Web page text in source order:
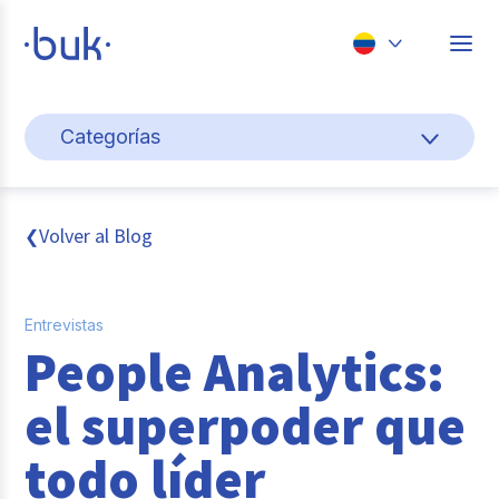
Perú
Categorías
Cultura y bienestar laboral
Gestión de personas
Pago de nómina
Buk
Transformación digital
Tendencias y Data
❮Volver al Blog
Entrevistas
People Analytics:
el superpoder que
todo líder